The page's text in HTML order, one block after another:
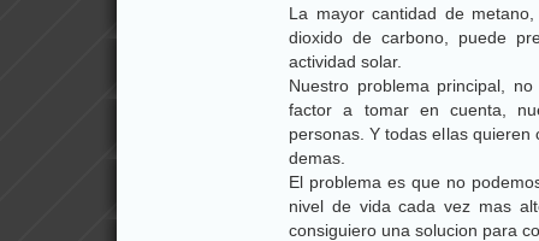
La mayor cantidad de
dioxido de carbono, puede
actividad solar.
Nuestro problema principal,
factor a tomar en cuenta,
personas. Y todas ellas
demas.
El problema es que no
nivel de vida cada vez mas
consiguiero una solucion para